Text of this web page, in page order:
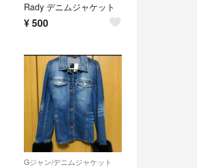
Rady デニムジャケット
¥500
Gジャン/デニムジャケット